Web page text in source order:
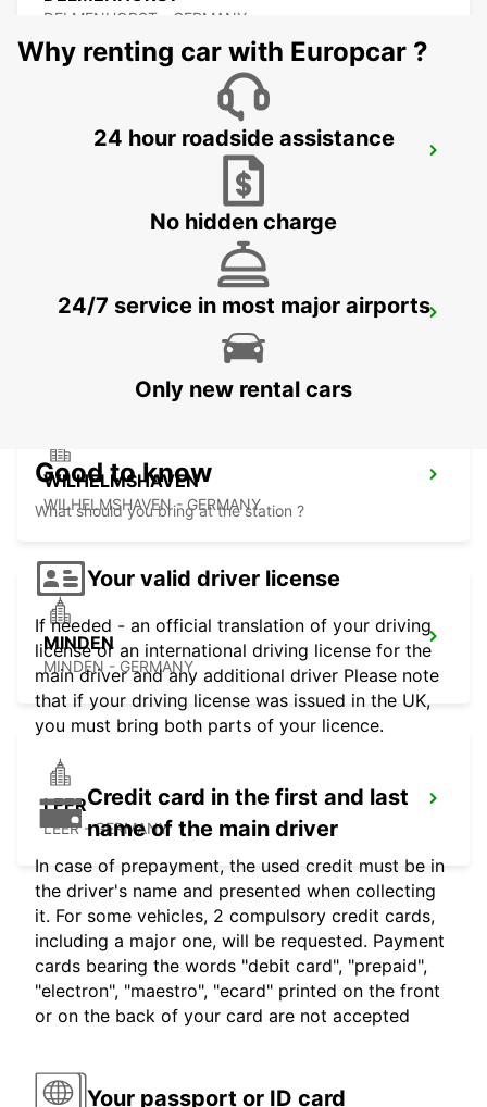
DELMENHORST - GERMANY
OLDENBURG OLDENBURG RAILWAY DEL
OLEDNBURG OLDENBURG - GERMANY
OLDENBURG
OLDENBURG / OLDENBURG - GERMANY
WILHELMSHAVEN
WILHELMSHAVEN - GERMANY
MINDEN
MINDEN - GERMANY
LEER
LEER - GERMANY
Why renting car with Europcar ?
24 hour roadside assistance
No hidden charge
24/7 service in most major airports
Only new rental cars
Good to know
What should you bring at the station ?
Your valid driver license
If needed - an official translation of your driving
license or an international driving license for the
main driver and any additional driver Please note
that if your driving license was issued in the UK,
you must bring both parts of your licence.
Credit card in the first and last
name of the main driver
In case of prepayment, the used credit must be in
the driver's name and presented when collecting
it. For some vehicles, 2 compulsory credit cards,
including a major one, will be requested. Payment
cards bearing the words "debit card", "prepaid",
"electron", "maestro", "ecard" printed on the front
or on the back of your card are not accepted
Your passport or ID card